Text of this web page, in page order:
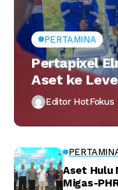
PERTAMINA
Pertapixel
Aset ke
Editor HotFokus
Aset Hulu
Migas-